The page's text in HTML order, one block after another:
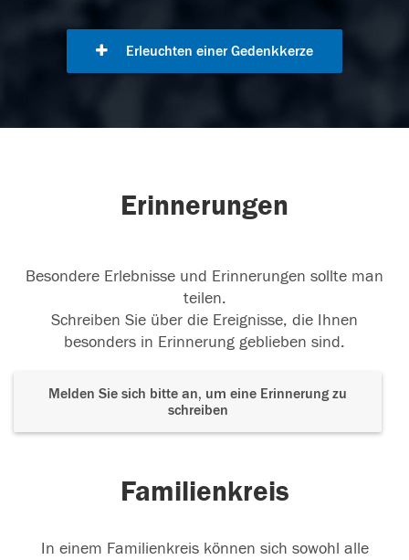
Erleuchten einer Gedenkkerze
Erinnerungen
Besondere Erlebnisse und Erinnerungen sollte man
teilen.
Schreiben Sie über die Ereignisse, die Ihnen
besonders in Erinnerung geblieben sind.
Melden Sie sich bitte an, um eine Erinnerung zu
schreiben
Familienkreis
In einem Familienkreis können sich sowohl alle